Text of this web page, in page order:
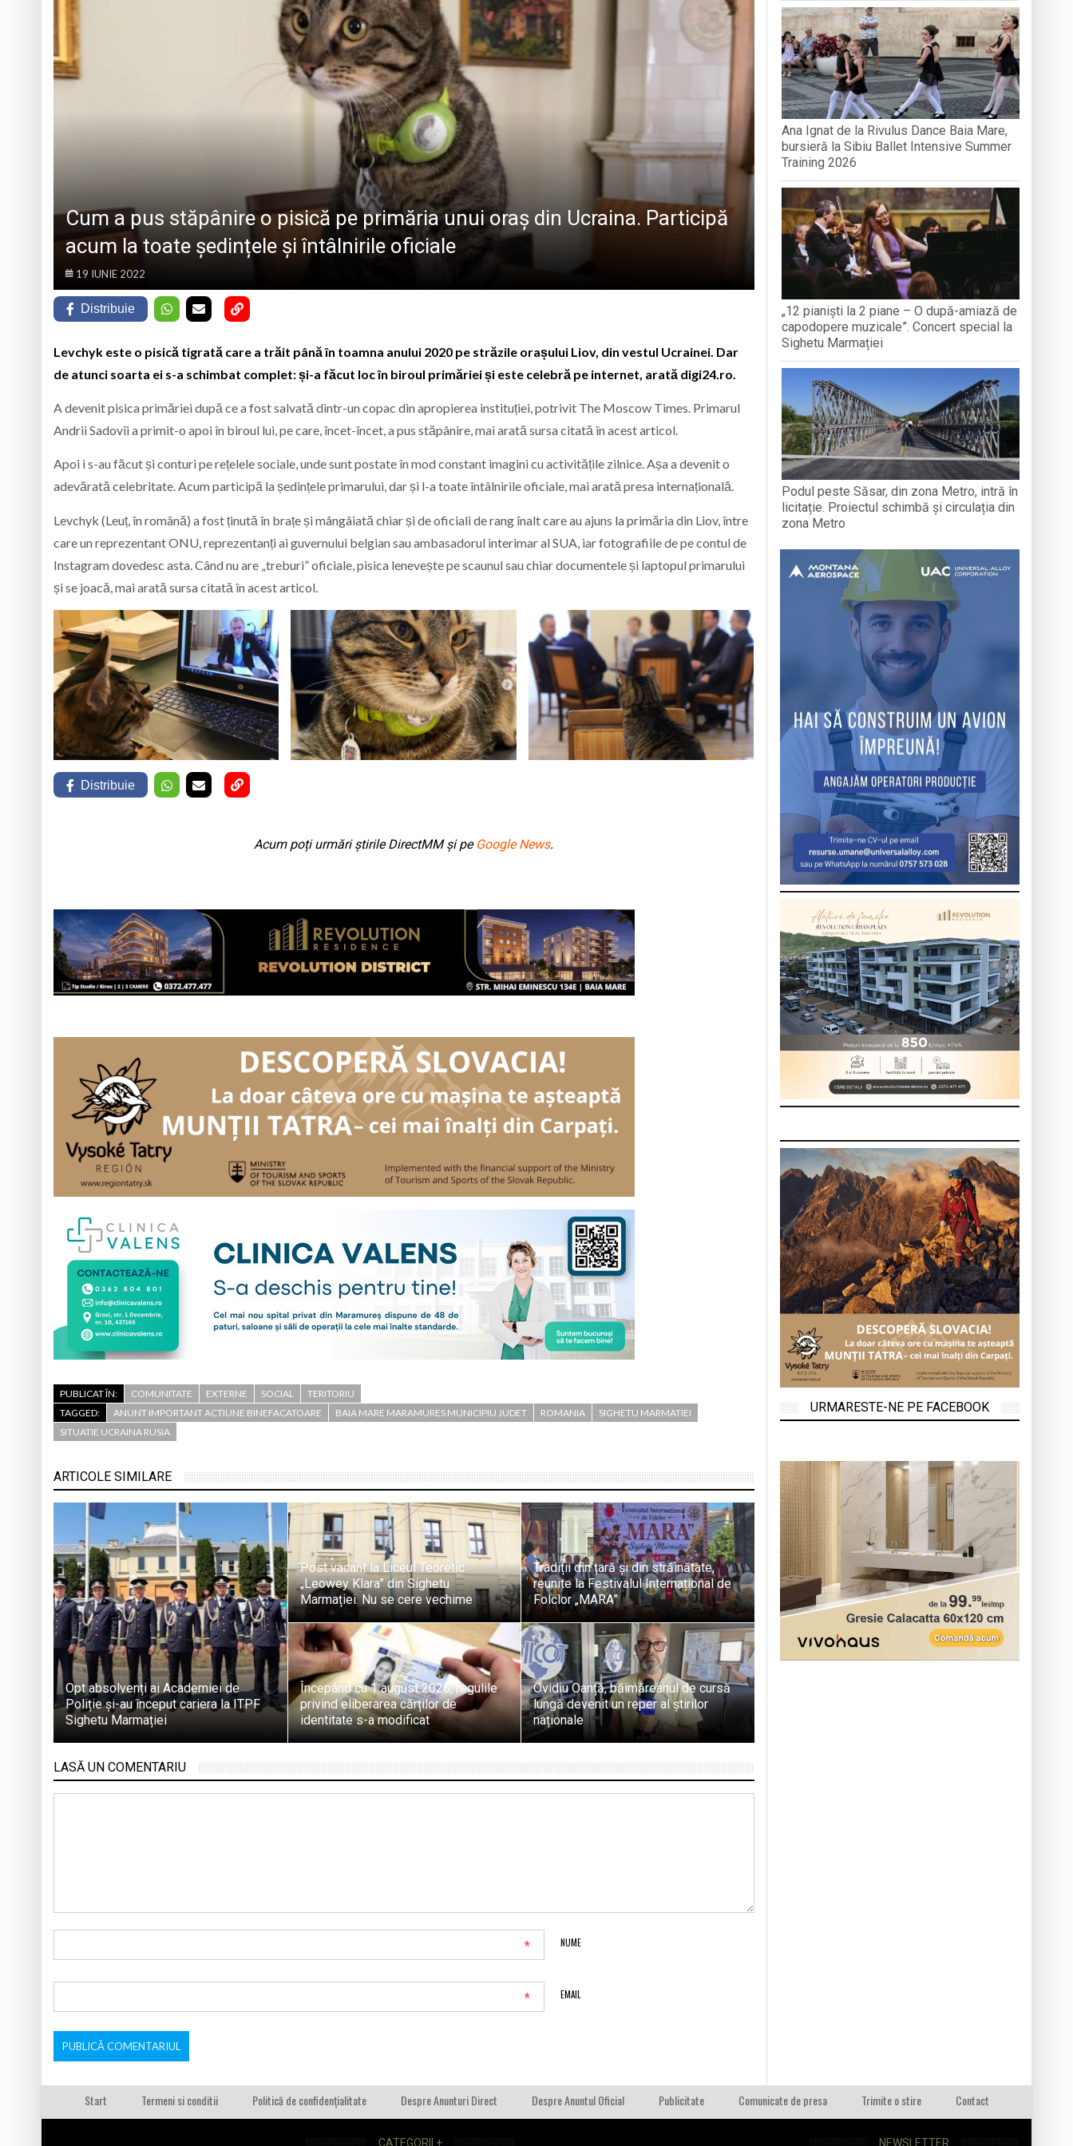
PS Iustin la hramul Mănăstirii Botiza: „Aici se păstrează cu sfințenie portul, graiul, tradiția și credința”
Opt ani de când marele artist Dumitru Fărcaș a trecut la cele veșnice
Record Guinness stabilit la Costinești. Românii i-au întrecut pe americani la aripioare
7 august 1950, s-a născut Viorel Costin „feciorul de pe Mara”
MARMAȚIEI
PÂNĂ ÎN 15 SEPTEMBRIE
Cum a pus stăpânire o pisică pe primăria unui oraș din Ucraina. Participă
acum la toate ședințele și întâlnirile oficiale
19 IUNIE 2022
Distribuie
Levchyk este o pisică tigrată care a trăit până în toamna anului 2020 pe străzile orașului Liov, din vestul Ucrainei. Dar
de atunci soarta ei s-a schimbat complet: și-a făcut loc în biroul primăriei și este celebră pe internet, arată digi24.ro.
A devenit pisica primăriei după ce a fost salvată dintr-un copac din apropierea instituției, potrivit The Moscow Times. Primarul
Andrii Sadovîi a primit-o apoi în biroul lui, pe care, încet-încet, a pus stăpânire, mai arată sursa citată în acest articol.
Apoi i s-au făcut și conturi pe rețelele sociale, unde sunt postate în mod constant imagini cu activitățile zilnice. Așa a devenit o
adevărată celebritate. Acum participă la ședințele primarului, dar și l-a toate întâlnirile oficiale, mai arată presa internațională.
Levchyk (Leuț, în română) a fost ținută în brațe și mângâiată chiar și de oficiali de rang înalt care au ajuns la primăria din Liov, între
care un reprezentant ONU, reprezentanți ai guvernului belgian sau ambasadorul interimar al SUA, iar fotografiile de pe contul de
Instagram dovedesc asta. Când nu are „treburi” oficiale, pisica lenevește pe scaunul sau chiar documentele și laptopul primarului
și se joacă, mai arată sursa citată în acest articol.
Distribuie
Acum poți urmări știrile DirectMM și pe Google News.
PUBLICAT ÎN: COMUNITATE EXTERNE SOCIAL
TERITORIU
TAGGED:
ANUNT IMPORTANT ACTIUNE BINEFACATOARE BAIA MARE MARAMURES MUNICIPIU JUDET ROMANIA
SIGHETU MARMATIEI
SITUATIE UCRAINA RUSIA
ARTICOLE SIMILARE
Opt absolvenți ai Academiei de
Poliție și-au început cariera la ITPF
Sighetu Marmației
Post vacant la Liceul Teoretic
„Leowey Klara” din Sighetu
Marmației. Nu se cere vechime
Tradiții din țară și din străinătate,
reunite la Festivalul Internațional de
Folclor „MARA”
Începând cu 1 august 2026, regulile
privind eliberarea cărților de
identitate s-a modificat
Ovidiu Oanță, băimăreanul de cursă
lungă devenit un reper al știrilor
naționale
LASĂ UN COMENTARIU
NUME
*
EMAIL
*
Ana Ignat de la Rivulus Dance Baia Mare,
bursieră la Sibiu Ballet Intensive Summer
Training 2026
„12 pianiști la 2 piane – O după-amiază de
capodopere muzicale”. Concert special la
Sighetu Marmației
Podul peste Săsar, din zona Metro, intră în
licitație. Proiectul schimbă și circulația din
zona Metro
URMARESTE-NE PE FACEBOOK
Start Termeni si conditii Politică de confidențialitate Despre Anunturi Direct Despre Anuntul Oficial Publicitate Comunicate de presa Trimite o stire Contact
CATEGORII + NEWSLETTER